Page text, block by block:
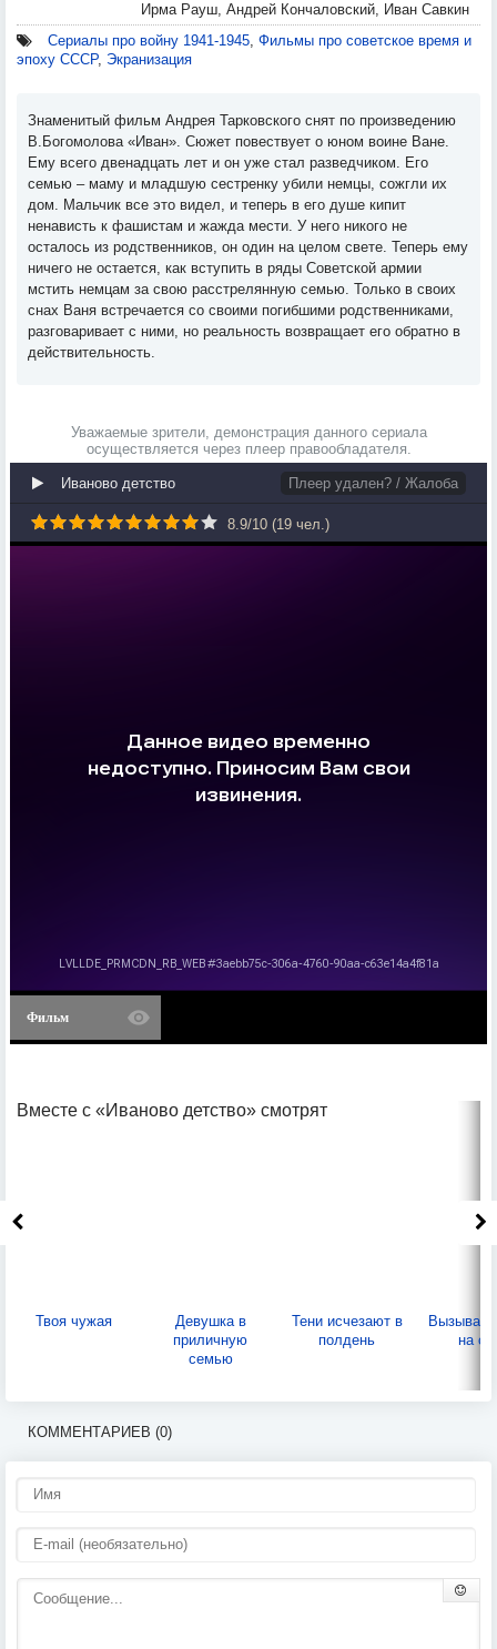
Ирма Рауш, Андрей Кончаловский, Иван Савкин
Сериалы про войну 1941-1945, Фильмы про советское время и
эпоху СССР, Экранизация
Знаменитый фильм Андрея Тарковского снят по произведению
В.Богомолова «Иван». Сюжет повествует о юном воине Ване.
Ему всего двенадцать лет и он уже стал разведчиком. Его
семью – маму и младшую сестренку убили немцы, сожгли их
дом. Мальчик все это видел, и теперь в его душе кипит
ненависть к фашистам и жажда мести. У него никого не
осталось из родственников, он один на целом свете. Теперь ему
ничего не остается, как вступить в ряды Советской армии
мстить немцам за свою расстрелянную семью. Только в своих
снах Ваня встречается со своими погибшими родственниками,
разговаривает с ними, но реальность возвращает его обратно в
действительность.
Уважаемые зрители, демонстрация данного сериала
осуществляется через плеер правообладателя.
Иваново детство Плеер удален? / Жалоба
8.9/10 (19 чел.)
Фильм
Вместе с «Иваново детство» смотрят
Твоя чужая
Девушка в
приличную
семью
Тени исчезают в
полдень
на
КОММЕНТАРИЕВ (0)